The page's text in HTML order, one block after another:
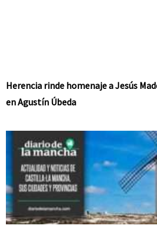
Herencia rinde homenaje a Jesús
en Agustín Úbeda